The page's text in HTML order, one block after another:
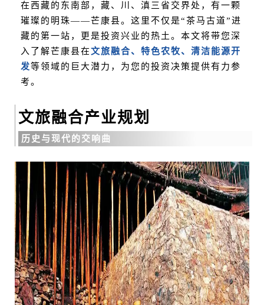
在西藏的东南部，藏、川、滇三省交界处，有一颗
璀璨的明珠——芒康县。这里不仅是“茶马古道”进
藏的第一站，更是投资兴业的热土。本文将带您深
入了解芒康县在文旅融合、特色农牧、清洁能源开
发等领域的巨大潜力，为您的投资决策提供有力参
考。
文旅融合产业规划
历史与现代的交响曲